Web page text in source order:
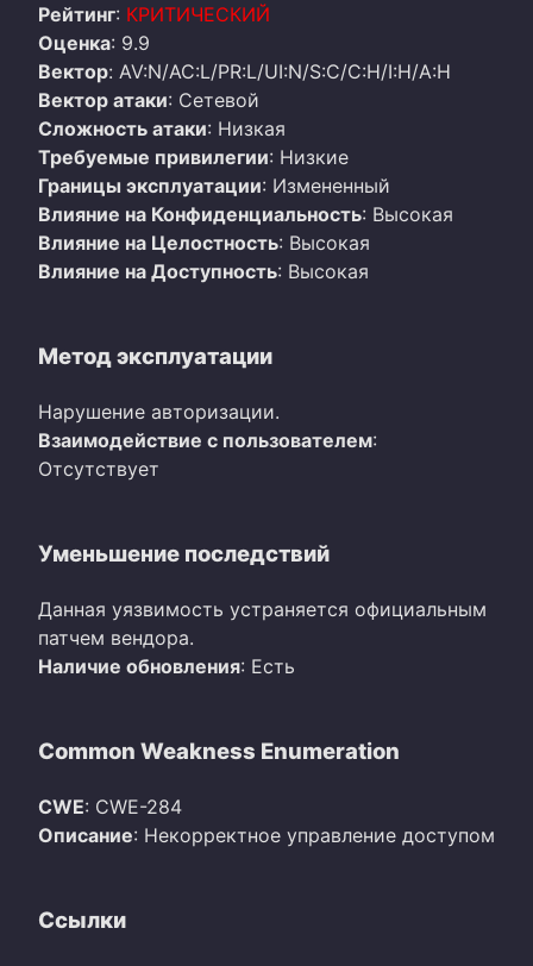
Рейтинг: КРИТИЧЕСКИЙ
Оценка: 9.9
Вектор: AV:N/AC:L/PR:L/UI:N/S:C/C:H/I:H/A:H
Вектор атаки: Сетевой
Сложность атаки: Низкая
Требуемые привилегии: Низкие
Границы эксплуатации: Измененный
Влияние на Конфиденциальность: Высокая
Влияние на Целостность: Высокая
Влияние на Доступность: Высокая
Метод эксплуатации
Нарушение авторизации.
Взаимодействие с пользователем:
Отсутствует
Уменьшение последствий
Данная уязвимость устраняется официальным
патчем вендора.
Наличие обновления: Есть
Common Weakness Enumeration
CWE: CWE-284
Описание: Некорректное управление доступом
Ссылки